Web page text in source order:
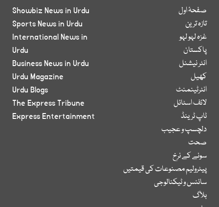
صفحۂ اول
تازہ ترین
غزہ لہو لہو
پاکستان
انٹر نیشنل
کھیل
انٹرٹینمنٹ
لائف اسٹائل
ٹاپ ٹرینڈ
دلچسپ و عجیب
صحت
سونے کے نرخ
پیٹرولیم مصنوعات کی قیمتیں
سائنس و ٹیکنالوجی
بلاگ
Showbiz News in Urdu
Sports News in Urdu
International News in
Urdu
Business News in Urdu
Urdu Magazine
Urdu Blogs
The Express Tribune
Express Entertainment